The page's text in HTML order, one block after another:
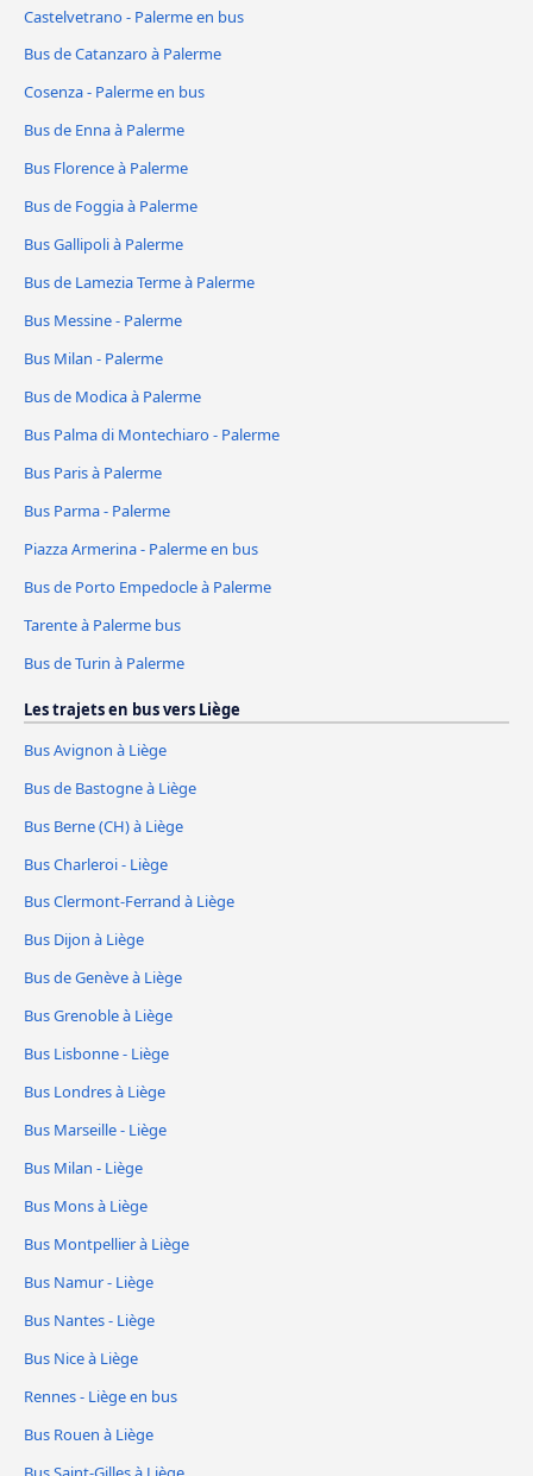
Castelvetrano - Palerme en bus
Bus de Catanzaro à Palerme
Cosenza - Palerme en bus
Bus de Enna à Palerme
Bus Florence à Palerme
Bus de Foggia à Palerme
Bus Gallipoli à Palerme
Bus de Lamezia Terme à Palerme
Bus Messine - Palerme
Bus Milan - Palerme
Bus de Modica à Palerme
Bus Palma di Montechiaro - Palerme
Bus Paris à Palerme
Bus Parma - Palerme
Piazza Armerina - Palerme en bus
Bus de Porto Empedocle à Palerme
Tarente à Palerme bus
Bus de Turin à Palerme
Les trajets en bus vers Liège
Bus Avignon à Liège
Bus de Bastogne à Liège
Bus Berne (CH) à Liège
Bus Charleroi - Liège
Bus Clermont-Ferrand à Liège
Bus Dijon à Liège
Bus de Genève à Liège
Bus Grenoble à Liège
Bus Lisbonne - Liège
Bus Londres à Liège
Bus Marseille - Liège
Bus Milan - Liège
Bus Mons à Liège
Bus Montpellier à Liège
Bus Namur - Liège
Bus Nantes - Liège
Bus Nice à Liège
Rennes - Liège en bus
Bus Rouen à Liège